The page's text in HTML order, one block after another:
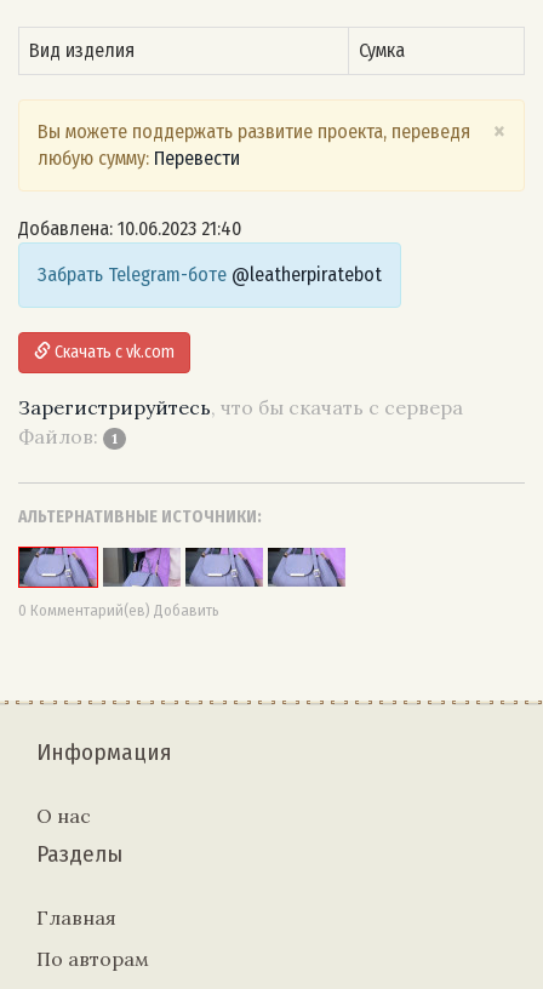
Вид изделия Сумка
×
Вы можете поддержать развитие проекта, переведя
любую сумму: Перевести
Добавлена: 10.06.2023 21:40
Забрать Telegram-боте @leatherpiratebot
Скачать с vk.com
Зарегистрируйтесь, что бы скачать с сервера
Файлов:
1
АЛЬТЕРНАТИВНЫЕ ИСТОЧНИКИ:
0 Комментарий(ев) Добавить
Информация
О нас
Разделы
Главная
По авторам